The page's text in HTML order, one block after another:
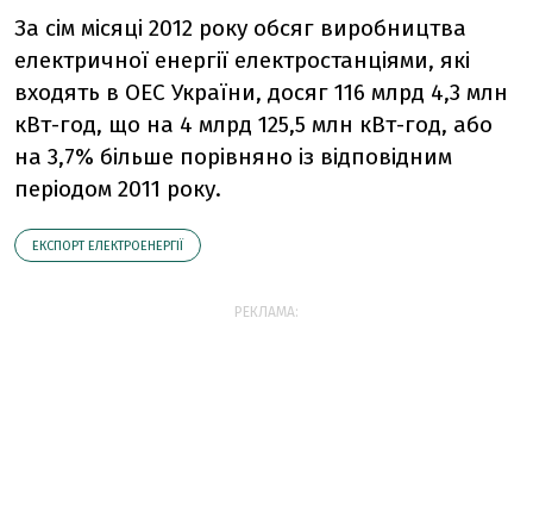
За сім місяці 2012 року обсяг виробництва
електричної енергії електростанціями, які
входять в ОЕС України, досяг 116 млрд 4,3 млн
кВт-год, що на 4 млрд 125,5 млн кВт-год, або
на 3,7% більше порівняно із відповідним
періодом 2011 року.
ЕКСПОРТ ЕЛЕКТРОЕНЕРГІЇ
РЕКЛАМА: